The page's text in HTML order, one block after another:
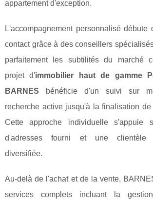
appartement d'exception.
L'accompagnement personnalisé débute
contact grâce à des conseillers
parfaitement les subtilités du marché
projet d'immobilier haut de gamme
BARNES bénéficie d'un suivi sur
recherche active jusqu'à la finalisation de
Cette approche individuelle s'appuie
d'adresses fourni et une clientèle
diversifiée.
Au-delà de l'achat et de la vente,
services complets incluant la